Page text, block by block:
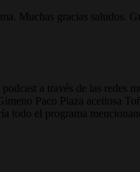
Muchas gracias saludos.
a través de las redes
Paco Plaza aceitosa
todo el programa